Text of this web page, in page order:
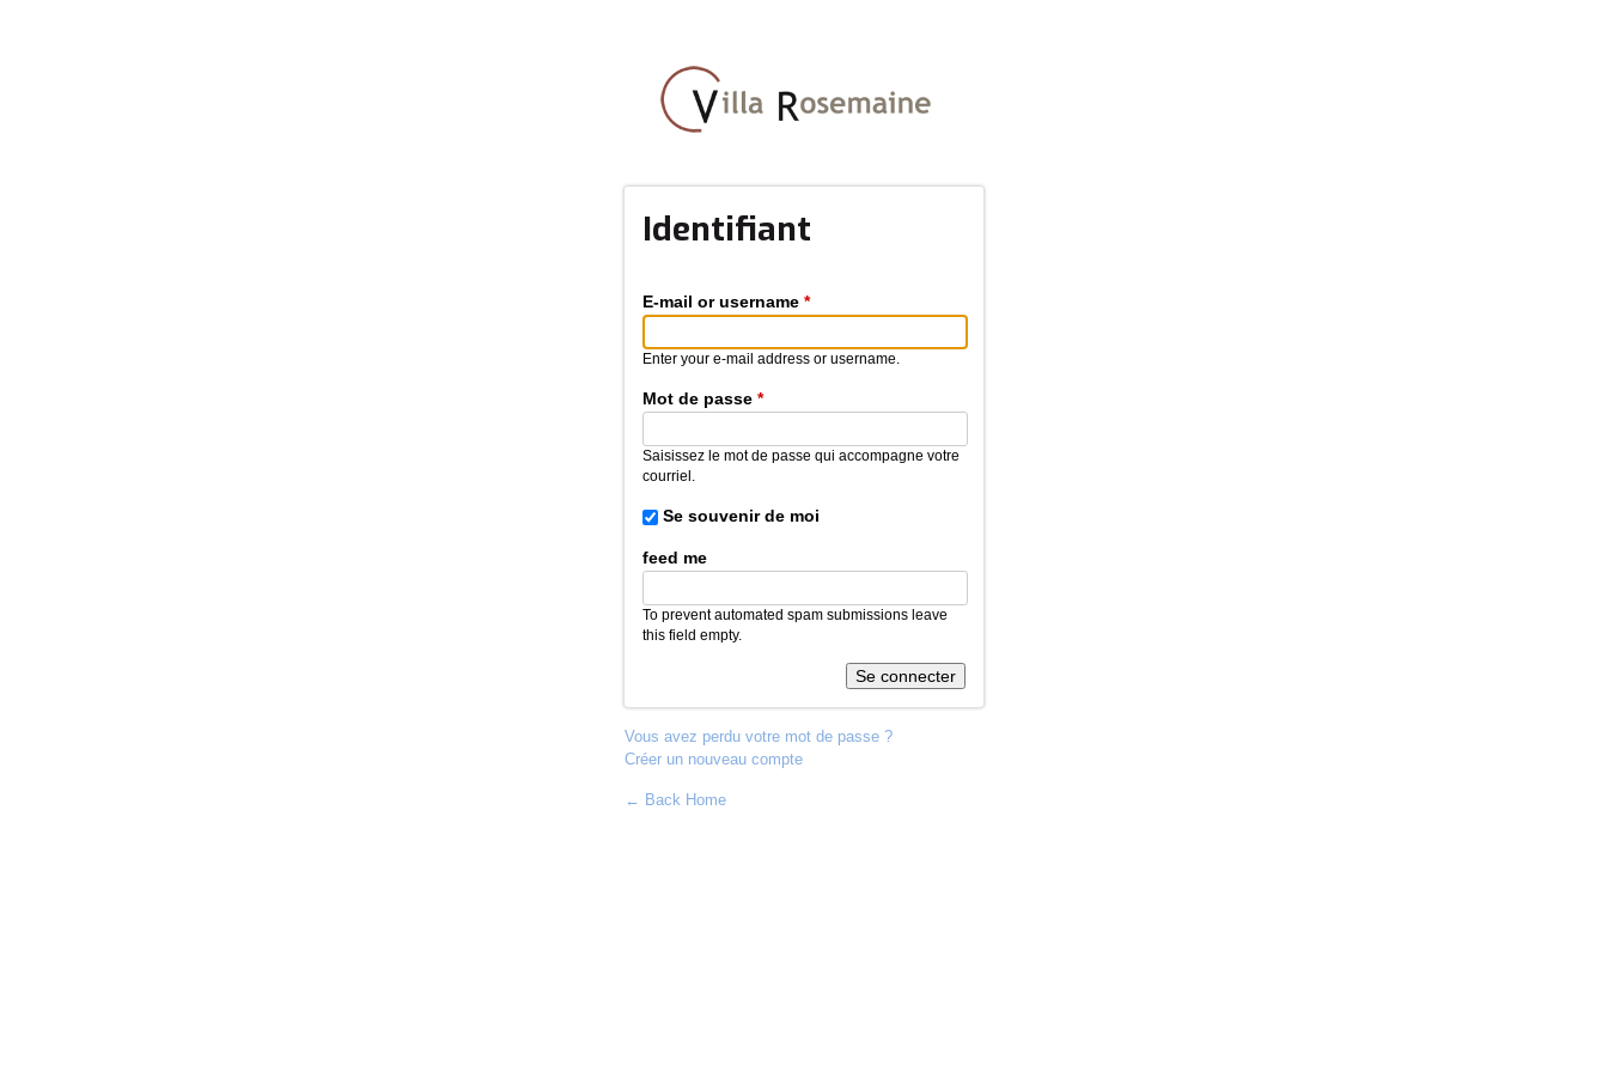
contenu
principal
Identifiant
E-mail or username *
Enter your e-mail address or username.
Mot de passe *
Saisissez le mot de passe qui accompagne votre
courriel.
Se souvenir de moi
feed me
To prevent automated spam submissions leave
this field empty.
Vous avez perdu votre mot de passe ?
Créer un nouveau compte
← Back Home